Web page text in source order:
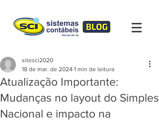
Atualização Importante:
Mudanças no layout do Simples
Nacional e impacto na
sitesci2020
18 de mar. de 2024 1 min de leitura